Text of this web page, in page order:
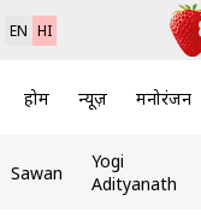
EN HI
होम न्यूज़ मनोरंजन
Sawan
Yogi
Adityanath